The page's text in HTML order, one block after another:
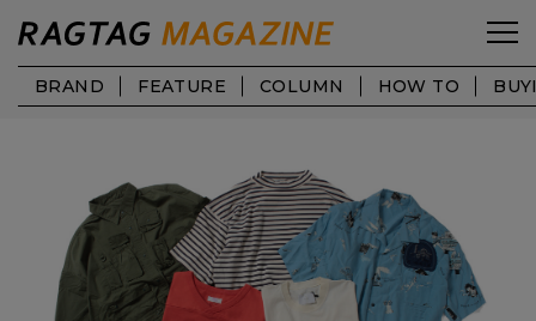
BRAND FEATURE COLUMN HOW TO